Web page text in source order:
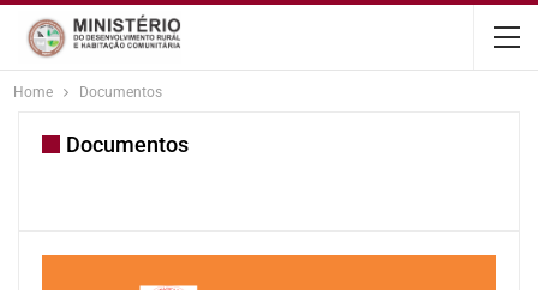
content
Home Documentos
Documentos